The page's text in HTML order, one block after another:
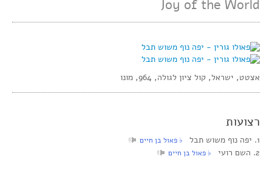
Joy of the World
אצטט, ישראל, קול ציון לגולה, 964, מונו
רצועות
1. יפה נוף משוש תבל ‏ ♭ פאול בן חיים
2. השם רועי ‏ ♭ פאול בן חיים